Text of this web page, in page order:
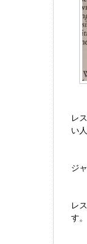
レ
い
ジ
レ
す